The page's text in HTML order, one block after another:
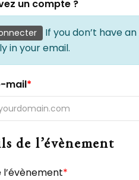
un compte ?
If you don’t have
in your email.
mail*
de l’évènement
l’évènement*